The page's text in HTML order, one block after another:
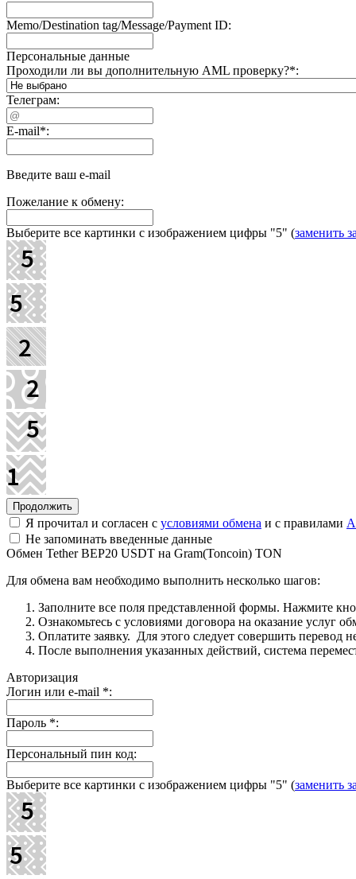
Memo/Destination tag/Message/Payment ID:
Персональные данные
Проходили ли вы дополнительную AML проверку?*:
Телеграм:
E-mail*:
Введите ваш e-mail
Пожелание к обмену:
Выберите все картинки с изображением цифры "5" (заменить
Я прочитал и согласен с условиями обмена и с правилами
Не запоминать введенные данные
Обмен Tether BEP20 USDT на Gram(Toncoin) TON
Для обмена вам необходимо выполнить несколько шагов:
Заполните все поля представленной формы. Нажмите
Ознакомьтесь с условиями договора на оказание услуг
Оплатите заявку. Для этого следует совершить
После выполнения указанных действий, система
Авторизация
Логин или e-mail *:
Пароль *:
Персональный пин код:
Выберите все картинки с изображением цифры "5" (заменить